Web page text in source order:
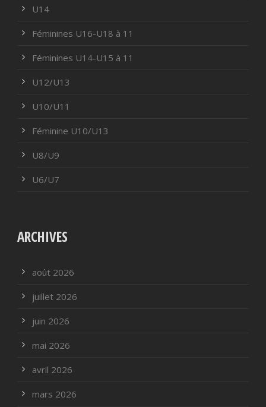
U14
Féminines U16-U18 à 11
Féminines U14-U15 à 11
U12/U13
U10/U11
Féminine U10/U13
U8/U9
U6/U7
ARCHIVES
août 2026
juillet 2026
juin 2026
mai 2026
avril 2026
mars 2026